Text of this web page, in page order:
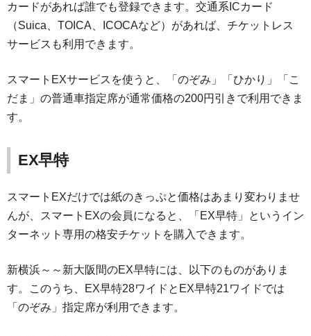
カードがあれば誰でも登録できます。交通系ICカード
（Suica、TOICA、ICOCAなど）があれば、チケットレス
サービスも利用できます。
スマートEXサービスを使うと、「のぞみ」「ひかり」「こ
だま」の普通車指定席が通常価格の200円引きで利用できま
す。
EX早特
スマートEXだけでは紙のきっぷと価格はあまり変わりませ
んが、スマートEXの会員になると、「EX早特」というイン
ターネット専用の格安チケットを購入できます。
新横浜～～新大阪間のEX早特には、以下のものがありま
す。このうち、EX早特28ワイドとEX早特21ワイドでは
「のぞみ」指定席が利用できます。